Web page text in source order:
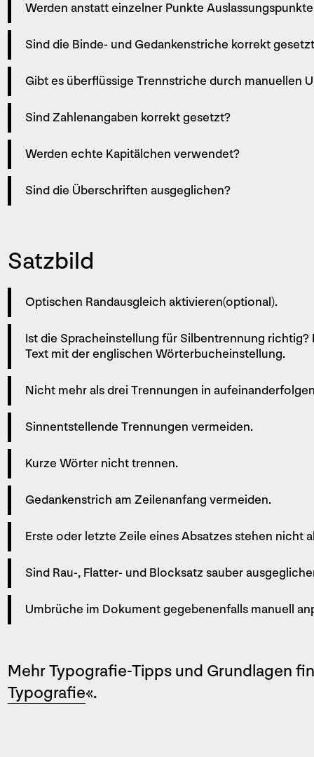
Werden anstatt einzelner Punkte
Sind die Binde- und Gedankenstriche korrekt
Gibt es überflüssige Trennstriche durch manuellen
Sind Zahlenangaben korrekt gesetzt?
Werden echte Kapitälchen verwendet?
Sind die Überschriften ausgeglichen?
Satzbild
Optischen Randausgleich aktivieren(optional).
Ist die Spracheinstellung für Silbentrennung
Text mit der englischen Wörterbuchein­stellung.
Nicht mehr als drei Trennungen in
Sinnentstellende Trennungen vermeiden.
Kurze Wörter nicht trennen.
Gedankenstrich am Zeilenanfang vermeiden.
Erste oder letzte Zeile eines Absatzes stehen nicht
Sind Rau-, Flatter- und Blocksatz sauber
Umbrüche im Dokument gegebenenfalls manuell
Mehr Typografie-Tipps und Grundlagen
Typografie«.